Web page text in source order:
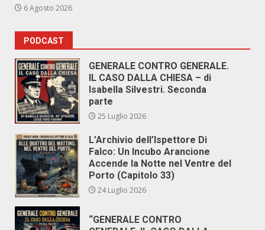
6 Agosto 2026
PODCAST
GENERALE CONTRO GENERALE.
IL CASO DALLA CHIESA – di
Isabella Silvestri. Seconda
parte
25 Luglio 2026
L’Archivio dell’Ispettore Di
Falco: Un Incubo Arancione
Accende la Notte nel Ventre del
Porto (Capitolo 33)
24 Luglio 2026
“GENERALE CONTRO